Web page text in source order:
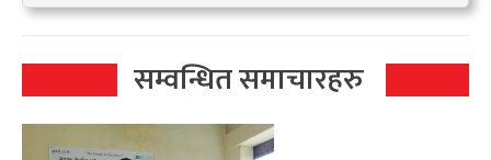
सम्वन्धित समाचारहरु